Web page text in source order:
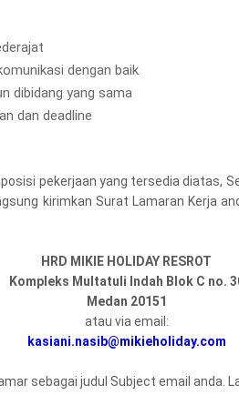
dengan baik
dibidang yang sama
dan deadline
pekerjaan yang tersedia diatas,
kirimkan Surat Lamaran Kerja
HRD MIKIE HOLIDAY RESROT
Kompleks Multatuli Indah Blok C no.
Medan 20151
atau via email:
kasiani.nasib@mikieholiday.com
sebagai judul Subject email anda.